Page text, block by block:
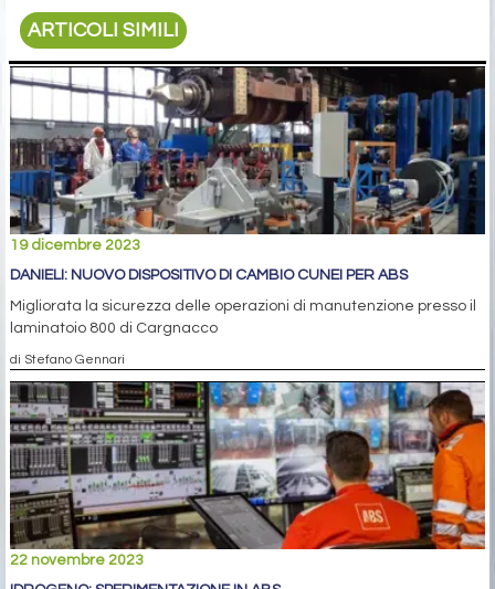
ARTICOLI SIMILI
19 dicembre 2023
DANIELI: NUOVO DISPOSITIVO DI CAMBIO CUNEI PER ABS
Migliorata la sicurezza delle operazioni di manutenzione presso il
laminatoio 800 di Cargnacco
di Stefano Gennari
22 novembre 2023